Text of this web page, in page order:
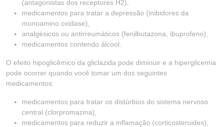
(antagonistas dos receptores H2),
medicamentos para tratar a depressão (inibidores da
monoamino oxidase),
analgésicos ou antirreumáticos (fenilbutazona, ibuprofeno),
medicamentos contendo álcool.
O efeito hipoglicêmico da gliclazida pode diminuir e a hiperglicemia
pode ocorrer quando você tomar um dos seguintes
medicamentos:
medicamentos para tratar os distúrbios do sistema nervoso
central (clorpromazina),
medicamentos para reduzir a inflamação (corticosteroides),